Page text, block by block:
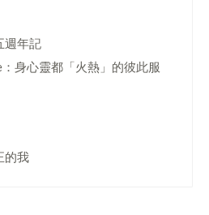
週年記
：身心靈都「火熱」的彼此服
的我